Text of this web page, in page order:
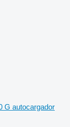
G autocargador